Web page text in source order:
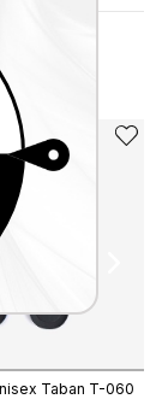
Taban T-060